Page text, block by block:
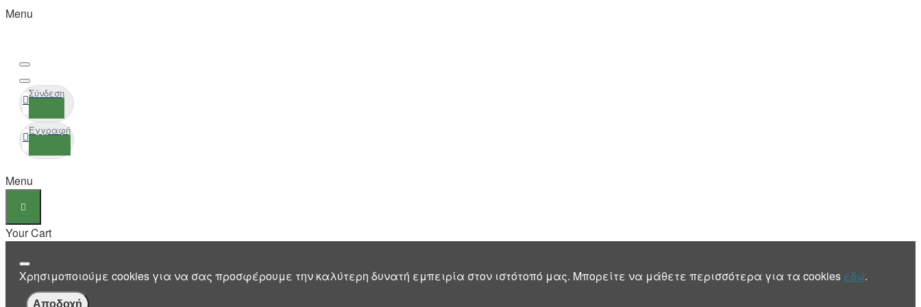
Menu
Σύνδεση
Εγγραφή
Menu
Your Cart
Χρησιμοποιούμε cookies για να σας προσφέρουμε την καλύτερη δυνατή εμπειρία στον ιστότοπό μας. Μπορείτε να μάθετε περισσότερα για τα cookies εδώ.
Αποδοχή